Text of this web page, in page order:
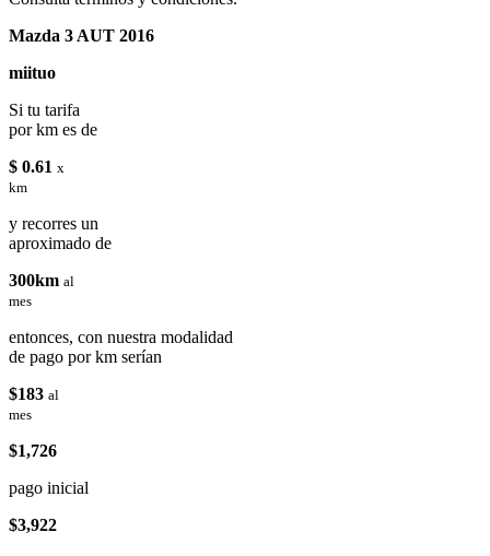
Mazda 3 AUT 2016
miituo
Si tu tarifa
por km es de
$ 0.61 x
km
y recorres un
aproximado de
300km al
mes
entonces, con nuestra modalidad
de pago por km serían
$183 al
mes
$1,726
pago inicial
$3,922